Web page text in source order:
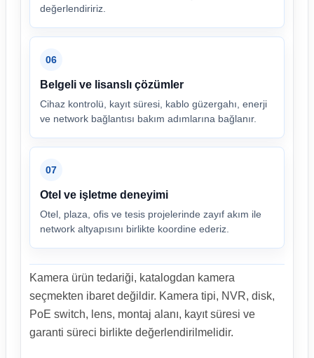
değerlendiririz.
06
Belgeli ve lisanslı çözümler
Cihaz kontrolü, kayıt süresi, kablo güzergahı, enerji
ve network bağlantısı bakım adımlarına bağlanır.
07
Otel ve işletme deneyimi
Otel, plaza, ofis ve tesis projelerinde zayıf akım ile
network altyapısını birlikte koordine ederiz.
Kamera ürün tedariği, katalogdan kamera
seçmekten ibaret değildir. Kamera tipi, NVR, disk,
PoE switch, lens, montaj alanı, kayıt süresi ve
garanti süreci birlikte değerlendirilmelidir.